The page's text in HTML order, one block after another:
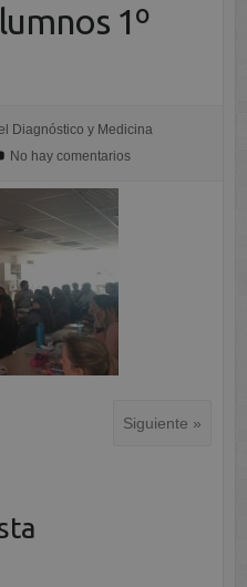
1º
Diagnóstico y Medicina
No hay comentarios
Siguiente »